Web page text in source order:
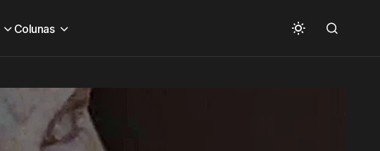
Colunas